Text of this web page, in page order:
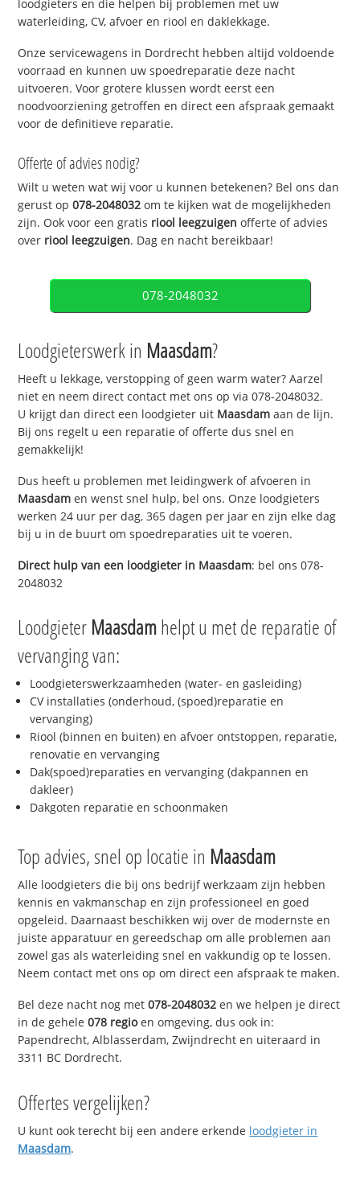
loodgieters en die helpen bij problemen met uw
waterleiding, CV, afvoer en riool en daklekkage.
Onze servicewagens in Dordrecht hebben altijd voldoende
voorraad en kunnen uw spoedreparatie deze nacht
uitvoeren. Voor grotere klussen wordt eerst een
noodvoorziening getroffen en direct een afspraak gemaakt
voor de definitieve reparatie.
Offerte of advies nodig?
Wilt u weten wat wij voor u kunnen betekenen? Bel ons dan
gerust op078-2048032 om te kijken wat de mogelijkheden
zijn. Ook voor een gratis riool leegzuigen offerte of advies
over riool leegzuigen. Dag en nacht bereikbaar!
078-2048032
Loodgieterswerk in Maasdam?
Heeft u lekkage, verstopping of geen warm water? Aarzel
niet en neem direct contact met ons op via 078-2048032.
U krijgt dan direct een loodgieter uit Maasdam aan de lijn.
Bij ons regelt u een reparatie of offerte dus snel en
gemakkelijk!
Dus heeft u problemen met leidingwerk of afvoeren in
Maasdam en wenst snel hulp, bel ons. Onze loodgieters
werken 24 uur per dag, 365 dagen per jaar en zijn elke dag
bij u in de buurt om spoedreparaties uit te voeren.
Direct hulp van een loodgieter in Maasdam: bel ons 078-
2048032
Loodgieter Maasdamhelpt u met de reparatie of
vervanging van:
Loodgieterswerkzaamheden (water- en gasleiding)
CV installaties (onderhoud, (spoed)reparatie en
vervanging)
Riool (binnen en buiten) en afvoer ontstoppen, reparatie,
renovatie en vervanging
Dak(spoed)reparaties en vervanging (dakpannen en
dakleer)
Dakgoten reparatie en schoonmaken
Top advies, snel op locatie in Maasdam
Alle loodgieters die bij ons bedrijf werkzaam zijn hebben
kennis en vakmanschap en zijn professioneel en goed
opgeleid. Daarnaast beschikken wij over de modernste en
juiste apparatuur en gereedschap om alle problemen aan
zowel gas als waterleiding snel en vakkundig op te lossen.
Neem contact met ons op om direct een afspraak te maken.
Bel deze nacht nog met078-2048032 en we helpen je direct
in de gehele078 regioen omgeving, dus ook in:
Papendrecht, Alblasserdam, Zwijndrecht en uiteraard in
3311 BC Dordrecht.
Offertes vergelijken?
U kunt ook terecht bij een andere erkende loodgieter in
Maasdam.